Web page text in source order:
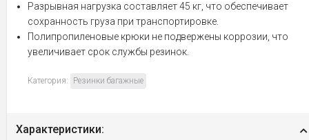
Разрывная нагрузка составляет 45 кг, что обеспечивает
сохранность груза при транспортировке.
Полипропиленовые крюки не подвержены коррозии, что
увеличивает срок службы резинок.
Категория: Резинки багажные
Характеристики: